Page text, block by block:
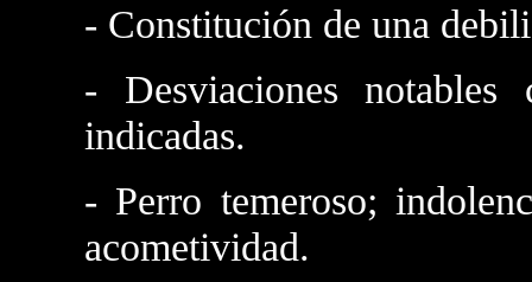
- Constitución de una
- Desviaciones
indicadas.
- Perro temeroso;
acometividad.